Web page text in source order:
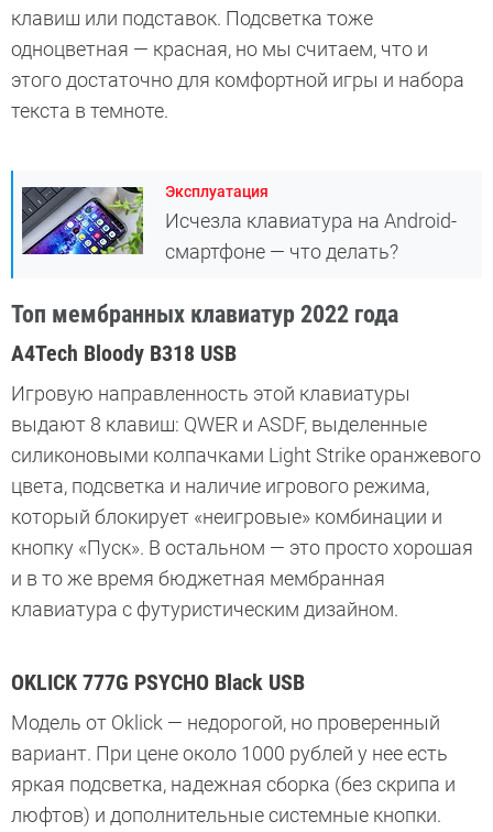
клавиш или подставок. Подсветка тоже
одноцветная — красная, но мы считаем, что и
этого достаточно для комфортной игры и набора
текста в темноте.
Эксплуатация
Исчезла клавиатура на Android-
смартфоне — что делать?
Топ мембранных клавиатур 2022 года
A4Tech Bloody B318 USB
Игровую направленность этой клавиатуры
выдают 8 клавиш: QWER и ASDF, выделенные
силиконовыми колпачками Light Strike оранжевого
цвета, подсветка и наличие игрового режима,
который блокирует «неигровые» комбинации и
кнопку «Пуск». В остальном — это просто хорошая
и в то же время бюджетная мембранная
клавиатура с футуристическим дизайном.
OKLICK 777G PSYCHO Black USB
Модель от Oklick — недорогой, но проверенный
вариант. При цене около 1000 рублей у нее есть
яркая подсветка, надежная сборка (без скрипа и
люфтов) и дополнительные системные кнопки.